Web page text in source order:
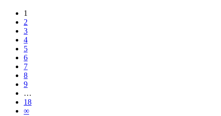
1
2
3
4
5
6
7
8
9
…
18
∞